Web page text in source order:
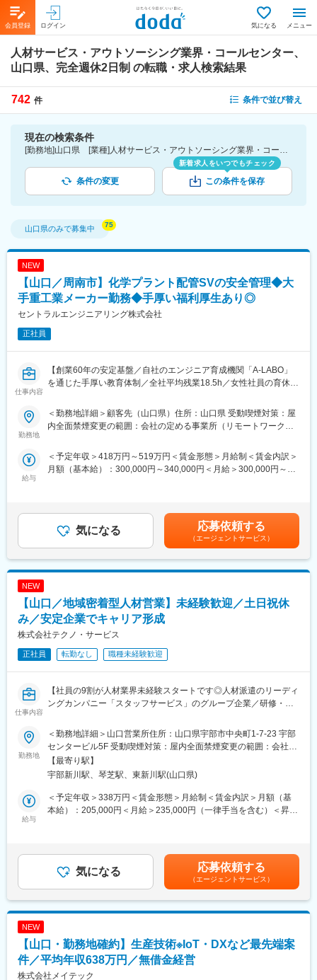
会員登録 ログイン 気になる メニュー
人材サービス・アウトソーシング業界・コールセンター、
山口県、完全週休2日制 の転職・求人検索結果
742 件 条件で並び替え
現在の検索条件
[勤務地]山口県 [業種]人材サービス・アウトソーシング業界・コールセンター [こだわり条件ピックアップ]完全週休2日制 [詳細条件](休日・働き方)完全週休2日制
条件の変更
新着求人をいつでもチェック
この条件を保存
山口県のみで募集中
NEW
【山口／周南市】化学プラント配管SVの安全管理◆大
手重工業メーカー勤務◆手厚い福利厚生あり◎
セントラルエンジニアリング株式会社
正社員
仕事内容
【創業60年の安定基盤／自社のエンジニア育成機関「A-LABO」
を通じた手厚い教育体制／全社平均残業18.5h／女性社員の育休取
■業務内容：
ただきます。
・現場における安全パトロールや協力会社への安全指導、書類作
■業務詳細：
◇安全管理業務
・現場巡回による不安全箇所の特定、および事故防止のための是
正指導
・配管工事の進捗に合わせた安全対策の検討と実施確認
◇書類作成、管理
・安全指示書や報告書の作成、および施工図面（AutoCAD）の確
認
◇朝礼、安全会議の運営
・作業員への安全周知徹底とリスクアセスメントの共有
■当社の魅力：
◎教育研修制度
ナー、キャリアサポートなどを実施しています。
・未経験の方はまず面談等を行ったうえで個々に必要な研修をご
用意いたします。
◎独自の評価制度
談でご自身の現状や目標をすり合わせるため、評価のポイントが
わかりやすく、明確な目標を持ってスキルアップ・昇給昇格を目
・基本は1つの案件に定年まで就業する前提で、頻繁な異動は行わ
ず、スキル定着と専門性向上を重視しています。
・一般職は4段階のグレード制を採用し、その後はマネジメント職
またはエキスパート職へのキャリアアップが可能です。
分野などの業界約300社の大手メーカーに技術を提供。
・まだ世に出ていない新製品の開発など様々なプロジェクトに参
画し、創業から60年日本のモノづくりを支え続けています。
勤務地
＜勤務地詳細＞顧客先（山口県）住所：山口県 受動喫煙対策：屋
内全面禁煙変更の範囲：会社の定める事業所（リモートワーク含
給与
＜予定年収＞418万円～519万円＜賃金形態＞月給制＜賃金内訳＞
月額（基本給）：300,000円～340,000円＜月給＞300,000円～
じて上下する可能性があります。月給(月額)は固定手当を含めた表
記です。気になる 応募依頼する
（エージェントサービス）
NEW
【山口／地域密着型人材営業】未経験歓迎／土日祝休
み／安定企業でキャリア形成
株式会社テクノ・サービス
正社員 転勤なし 職種未経験歓迎
仕事内容
【社員の9割が人材業界未経験スタートです◎人材派遣のリーディ
ングカンパニー「スタッフサービス」のグループ企業／研修・フ
祝休み／フレックス勤務可／育休産休制度充実】
製造・物流分野における中小から大手企業までの派遣を手掛けて
いる当社にて、下記業務をお任せします。
・営業職：クライアント企業を訪問、担当者様のヒアリングや働
くスタッフさんへのフォロー及び新規取引先への需要ヒアリング
など
※営業エリア：宇部市・山口市・周南市周辺
「自分にできるか不安…」そんな方も大丈夫！！まずは営業であ
れば先輩に同行してクライアント企業を訪問するなど、仕事の流
れやコツをつかんでいただきます。わからないことは何でも質問
■当社の特徴：
・人材派遣のリーディングカンパニー「スタッフサービス」のグ
ループ企業です。製造・物流業界をメインに日本全国に事業所を
勤務地
＜勤務地詳細＞山口営業所住所：山口県宇部市中央町1-7-23 宇部
センタービル5F 受動喫煙対策：屋内全面禁煙変更の範囲：会社の
定める事業所
【最寄り駅】
宇部新川駅、琴芝駅、東新川駅(山口県)
給与
＜予定年収＞338万円＜賃金形態＞月給制＜賃金内訳＞月額（基
本給）：205,000円＜月給＞235,000円（一律手当を含む）＜昇給
（6月、12月）■インセンティブ制度あり賃金はあくまでも目安の
金額であり、選考を通じて上下する可能性があります。月給(月額)
は固定手当を含めた表記です。
気になる 応募依頼する
（エージェントサービス）
NEW
【山口・勤務地確約】生産技術※IoT・DXなど最先端案
件／平均年収638万円／無借金経営
株式会社メイテック